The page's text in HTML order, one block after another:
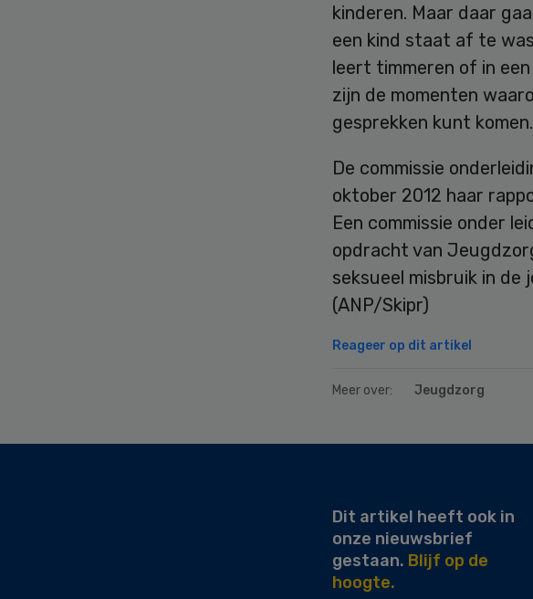
kinderen. Maar daar
een kind staat af te
leert timmeren of in
zijn de momenten
gesprekken kunt
De commissie
oktober 2012 haar
Een commissie onder
opdracht van
seksueel misbruik in de
(ANP/Skipr)
Reageer op dit artikel
Meer over: Jeugdzorg
Dit artikel heeft ook in
onze nieuwsbrief
gestaan. Blijf op de
hoogte.